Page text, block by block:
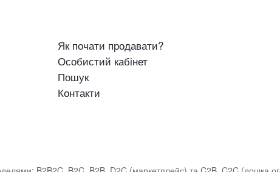
Як почати продавати?
Особистий кабінет
Пошук
Контакти